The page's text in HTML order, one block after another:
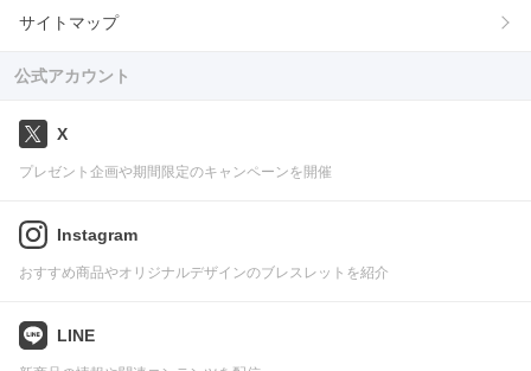
サイトマップ
公式アカウント
X
プレゼント企画や期間限定のキャンペーンを開催
Instagram
おすすめ商品やオリジナルデザインのブレスレットを紹介
LINE